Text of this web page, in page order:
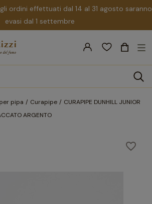
ordini effettuati dal 14 al 31 agosto saranno
evasi dal 1 settembre
search
☰
pipa Curapipe
CURAPIPE DUNHILL JUNIOR
ARGENTO
favorite_border